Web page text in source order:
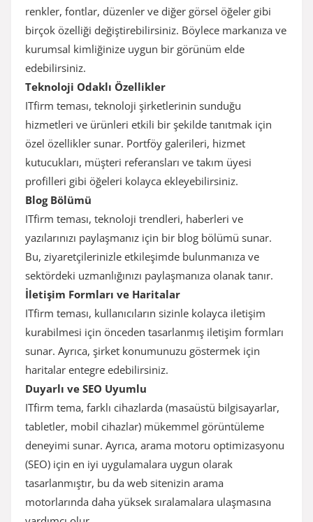
renkler, fontlar, düzenler ve diğer görsel öğeler gibi
birçok özelliği değiştirebilirsiniz. Böylece markanıza ve
kurumsal kimliğinize uygun bir görünüm elde
edebilirsiniz.
Teknoloji Odaklı Özellikler
ITfirm teması, teknoloji şirketlerinin sunduğu
hizmetleri ve ürünleri etkili bir şekilde tanıtmak için
özel özellikler sunar. Portföy galerileri, hizmet
kutucukları, müşteri referansları ve takım üyesi
profilleri gibi öğeleri kolayca ekleyebilirsiniz.
Blog Bölümü
ITfirm teması, teknoloji trendleri, haberleri ve
yazılarınızı paylaşmanız için bir blog bölümü sunar.
Bu, ziyaretçilerinizle etkileşimde bulunmanıza ve
sektördeki uzmanlığınızı paylaşmanıza olanak tanır.
İletişim Formları ve Haritalar
ITfirm teması, kullanıcıların sizinle kolayca iletişim
kurabilmesi için önceden tasarlanmış iletişim formları
sunar. Ayrıca, şirket konumunuzu göstermek için
haritalar entegre edebilirsiniz.
Duyarlı ve SEO Uyumlu
ITfirm tema, farklı cihazlarda (masaüstü bilgisayarlar,
tabletler, mobil cihazlar) mükemmel görüntüleme
deneyimi sunar. Ayrıca, arama motoru optimizasyonu
(SEO) için en iyi uygulamalara uygun olarak
tasarlanmıştır, bu da web sitenizin arama
motorlarında daha yüksek sıralamalara ulaşmasına